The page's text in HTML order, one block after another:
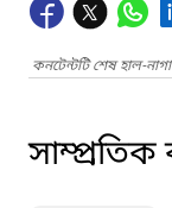
কনটেন্টটি শেষ হাল-
সাম্প্রতিক